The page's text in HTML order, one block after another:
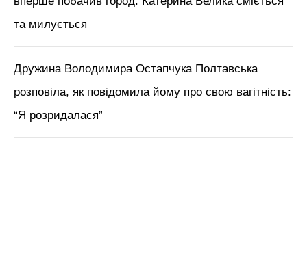
та милується
Дружина Володимира Остапчука Полтавська
розповіла, як повідомила йому про свою вагітність:
“Я розридалася”